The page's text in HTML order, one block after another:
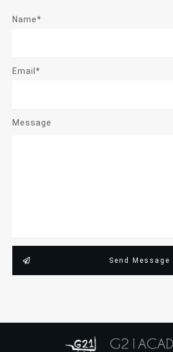
Name*
Email*
Message
Send Message